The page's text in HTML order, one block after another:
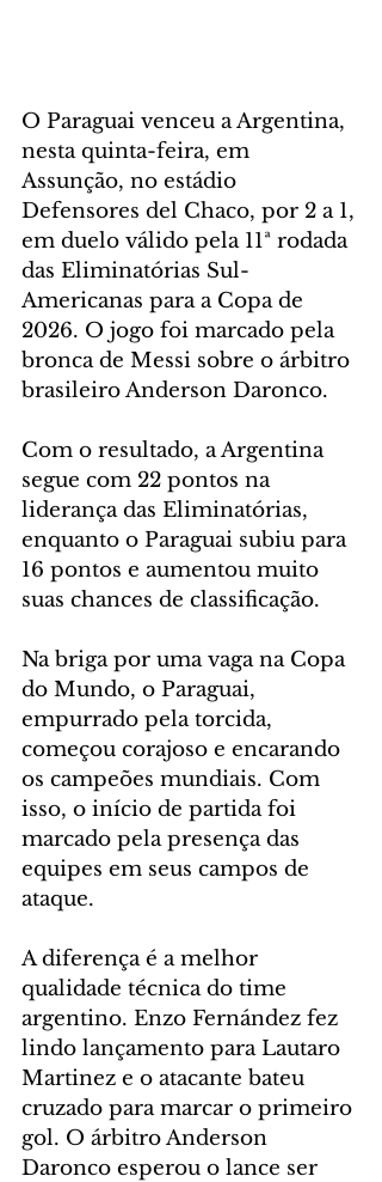
O Paraguai venceu a Argentina,
nesta quinta-feira, em
Assunção, no estádio
Defensores del Chaco, por 2 a 1,
em duelo válido pela 11ª rodada
das Eliminatórias Sul-
Americanas para a Copa de
2026. O jogo foi marcado pela
bronca de Messi sobre o árbitro
brasileiro Anderson Daronco.
Com o resultado, a Argentina
segue com 22 pontos na
liderança das Eliminatórias,
enquanto o Paraguai subiu para
16 pontos e aumentou muito
suas chances de classificação.
Na briga por uma vaga na Copa
do Mundo, o Paraguai,
empurrado pela torcida,
começou corajoso e encarando
os campeões mundiais. Com
isso, o início de partida foi
marcado pela presença das
equipes em seus campos de
ataque.
A diferença é a melhor
qualidade técnica do time
argentino. Enzo Fernández fez
lindo lançamento para Lautaro
Martinez e o atacante bateu
cruzado para marcar o primeiro
gol. O árbitro Anderson
Daronco esperou o lance ser